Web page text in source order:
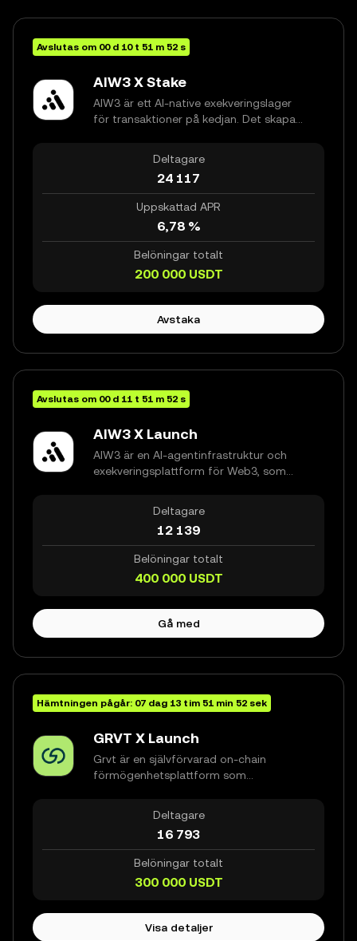
Avslutas om 00d 10t 51 m 52 s
AIW3 X Stake
AIW3 är ett AI-native exekveringslager
för transaktioner på kedjan. Det skapar
exekvering genom ett multi-agent
system - AIW3 Claw - som möjliggör för
Genom att integrera AI-driven
databehandling, agentbaserade
exekvering på kedjan, konsoliderar AIW3
tidigare fragmenterade
Deltagare
24 117
Uppskattad APR
6,78 %
Belöningar totalt
200 000 USDT
Avstaka
Avslutas om 00d 11 t 51 m 52 s
AIW3 X Launch
AIW3 är en AI-agentinfrastruktur och
exekveringsplattform för Web3, som
automatiserade exekveringsmöjligheter
för decentraliserade applikationer. Drivs
plattformen realtidsdata från
blockkedjan till handlingsbara insikter,
möjligheter och genomföra strategier
Deltagare
12 139
Belöningar totalt
400 000 USDT
Gå med
Hämtningen pågår: 07 dag 13 tim 51 min 52 sek
GRVT X Launch
Grvt är en självförvarad on-chain
förmögenhetsplattform som
institutionell klass samt spot- och evig
handel över krypto, aktier och råvaror
Deltagare
16 793
Belöningar totalt
300 000 USDT
Visa detaljer